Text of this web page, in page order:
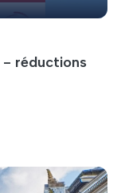
- réductions